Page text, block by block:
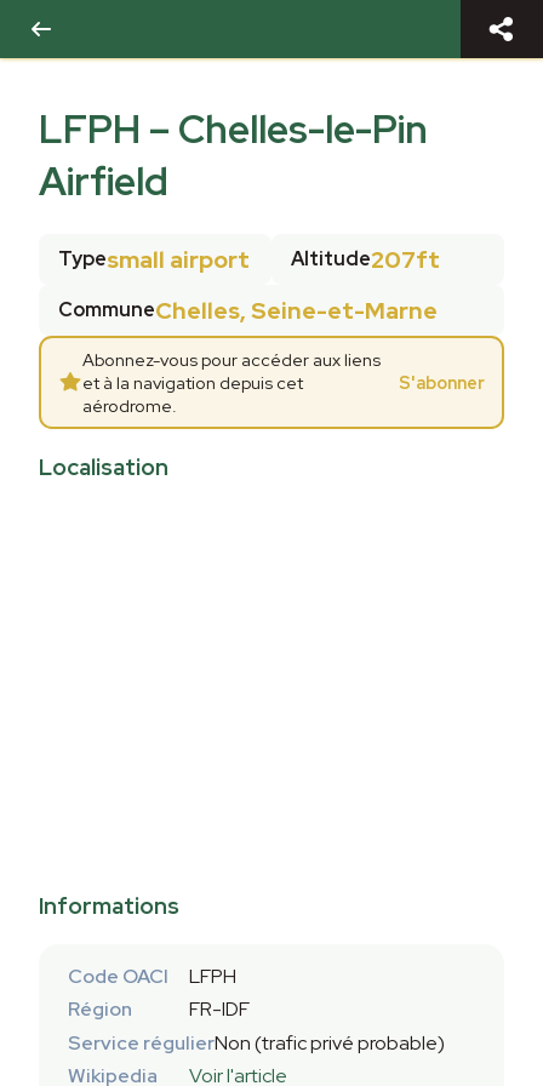
LFPH – Chelles-le-Pin
Airfield
Typesmall airport Altitude207ft
CommuneChelles, Seine-et-Marne
Abonnez-vous pour accéder aux liens
et à la navigation depuis cet
aérodrome.
S'abonner
Localisation
Informations
Code OACI
LFPH
Région
FR-IDF
Service régulierNon (trafic privé probable)
Wikipedia
Voir l'article